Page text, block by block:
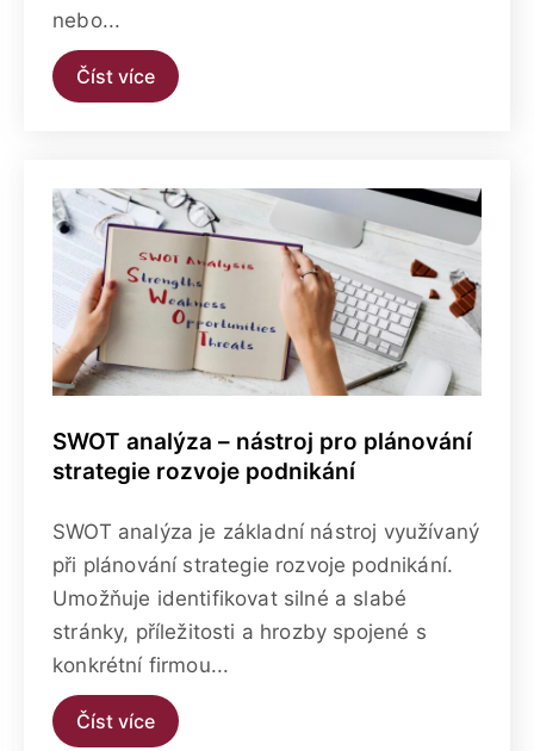
nebo...
Číst více
SWOT analýza – nástroj pro plánování
strategie rozvoje podnikání
SWOT analýza je základní nástroj využívaný
při plánování strategie rozvoje podnikání.
Umožňuje identifikovat silné a slabé
stránky, příležitosti a hrozby spojené s
konkrétní firmou...
Číst více